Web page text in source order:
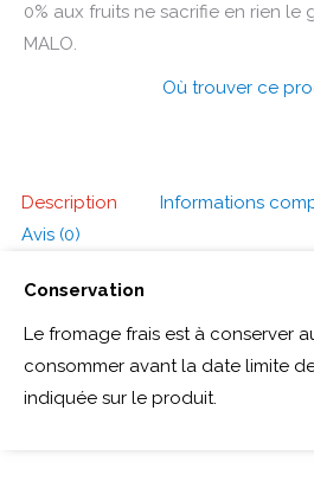
0% aux fruits ne sacrifie en rien le
MALO.
Où trouver ce
Description
Informations
Avis (0)
Conservation
Le fromage frais est à conserver
consommer avant la date limite
indiquée sur le produit.